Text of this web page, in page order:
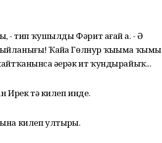
- тип ҡушылды Фәрит ағай ҙа. - Ә
Ҡайҙа Гөлнур ҡыҙыма ҡымыҙ
әҙерәк ит ҡундырайыҡ...
Ирек тә килеп инде.
килеп ултырҙы.